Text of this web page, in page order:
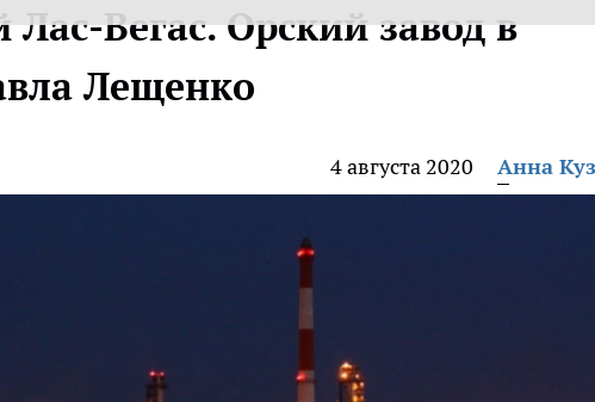
Вегас. Орский завод в
Лещенко
4 августа 2020 Анна